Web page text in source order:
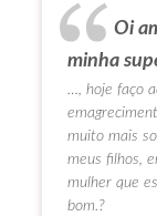
Oi
minha
…, hoje faço
muito mais
meus filhos,
mulher que
bom.?